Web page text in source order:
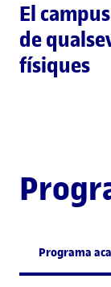
El
de
físiques
Programa